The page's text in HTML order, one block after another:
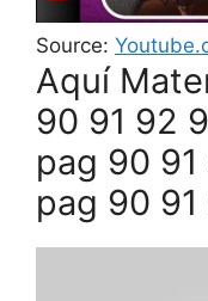
Source:
Aquí
90 91 92
pag 90
pag 90